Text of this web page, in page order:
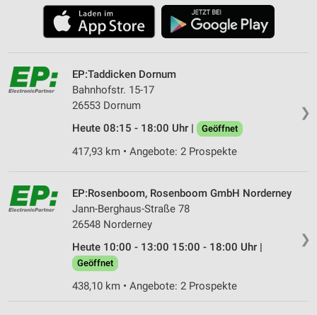
❯
EP:Taddicken Dornum
Bahnhofstr. 15-17
26553 Dornum
Heute 08:15 - 18:00 Uhr |
Geöffnet
417,93 km • Angebote: 2 Prospekte
❯
EP:Rosenboom, Rosenboom GmbH Norderney
Jann-Berghaus-Straße 78
26548 Norderney
Heute 10:00 - 13:00 15:00 - 18:00 Uhr |
Geöffnet
438,10 km • Angebote: 2 Prospekte